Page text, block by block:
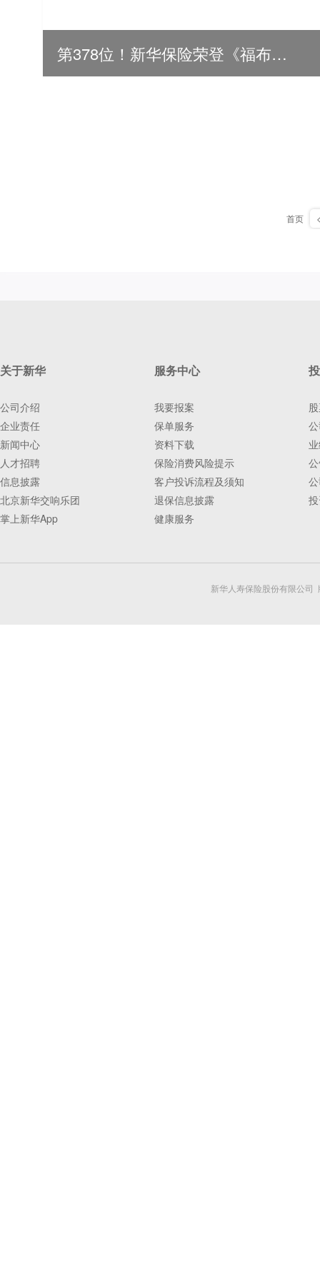
第378位！新华保险荣登《福布斯》全球500强
首页
关于新华
公司介绍
企业责任
新闻中心
人才招聘
信息披露
北京新华交响乐团
掌上新华App
服务中心
我要报案
保单服务
资料下载
保险消费风险提示
客户投诉流程及须知
退保信息披露
健康服务
新华人寿保险股份有限公